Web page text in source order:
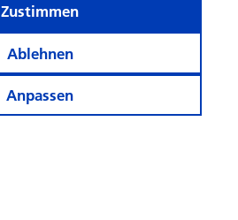
Anpassen
Ablehnen
Zustimmen